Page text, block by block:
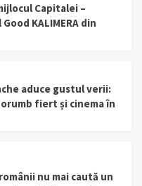
Capitalei –
KALIMERA din
aduce gustul verii:
fiert și cinema în
nu mai caută un